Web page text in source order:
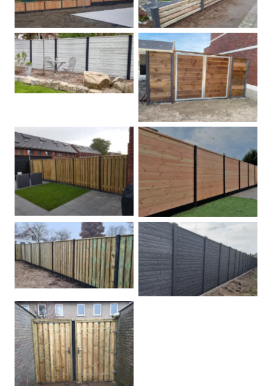
Betonschutting
Dubbele poort
Betonpalen schutting Douglas
Hout beton schuttingen Rots motief antraciet
Tuindeur grenen